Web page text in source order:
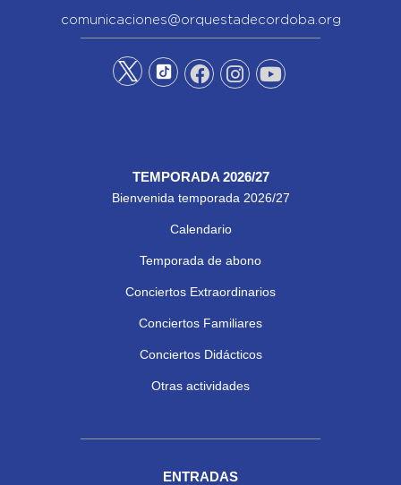
comunicaciones@orquestadecordoba.org
TEMPORADA 2026/27
Bienvenida temporada 2026/27
Calendario
Temporada de abono
Conciertos Extraordinarios
Conciertos Familiares
Conciertos Didácticos
Otras actividades
ENTRADAS